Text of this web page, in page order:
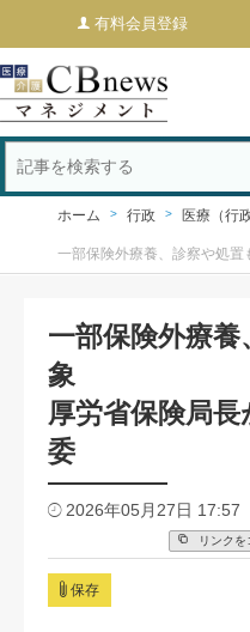
有料会員登録
ホーム 行政 医療（行政
一部保険外療養、診察や処置
一部保険外療
象
厚労省保険局
委
2026年05月27日 17:57
リンクを
保存